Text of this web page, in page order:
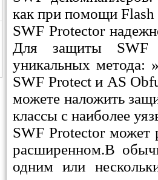
как при помощи
SWF Protector
Для защиты SWF
уникальных
SWF Protect и AS
можете наложить
классы с наиболее
SWF Protector может
расширенном.В
одним или